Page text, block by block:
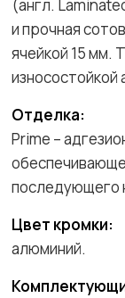
(англ.
и прочная
ячейкой 15 мм.
Отделка:
Prime –
последующего
Цвет кромки:
алюминий.